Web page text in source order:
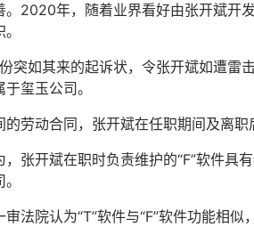
。2020年，随着业界看好由张开斌开
突如其来的起诉状，令张开斌如遭雷
玺玉公司。
的劳动合同，张开斌在任职期间及离
，张开斌在职时负责维护的“F”软件具
法院认为“T”软件与“F”软件功能相